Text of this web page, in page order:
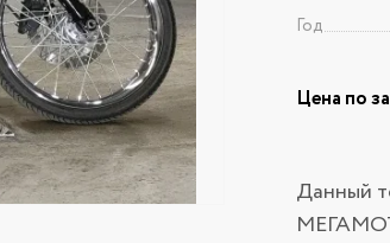
Год
Цена по
Данный